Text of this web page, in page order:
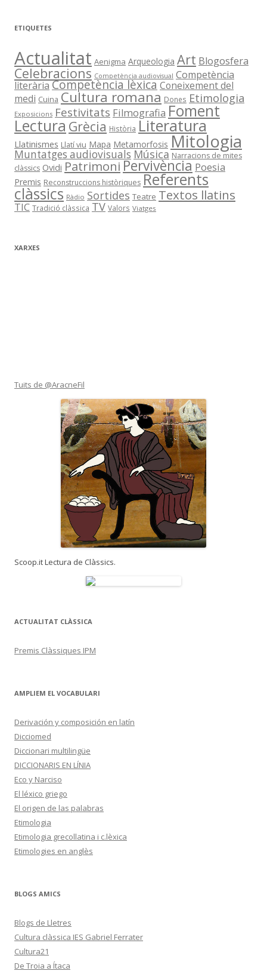
ETIQUETES
Actualitat Aenigma Arqueologia Art Blogosfera
Celebracions Competència audiovisual Competència
literària Competència lèxicaConeixement del
medi Cuina Cultura romana Dones Etimologia
Exposicions Festivitats Filmografia Foment
Lectura Grècia Història Literatura
Llatinismes Llatí viu Mapa Metamorfosis Mitologia
Muntatges audiovisuals Música Narracions de mites
clàssics Ovidi PatrimoniPervivència Poesia
Premis Reconstruccions històriques Referents
clàssics Ràdio Sortides Teatre Textos llatins
TIC Tradició clàssica TV Valors Viatges
XARXES
Tuits de @AracneFil
Scoop.it Lectura de Clàssics.
ACTUALITAT CLÀSSICA
Premis Clàssiques IPM
AMPLIEM EL VOCABULARI
Derivación y composición en latín
Dicciomed
Diccionari multilingüe
DICCIONARIS EN LÍNIA
Eco y Narciso
El léxico griego
El origen de las palabras
Etimologia
Etimologia grecollatina i c.lèxica
Etimologies en anglès
BLOGS AMICS
Blogs de Lletres
Cultura clàssica IES Gabriel Ferrater
Cultura21
De Troia a Ítaca